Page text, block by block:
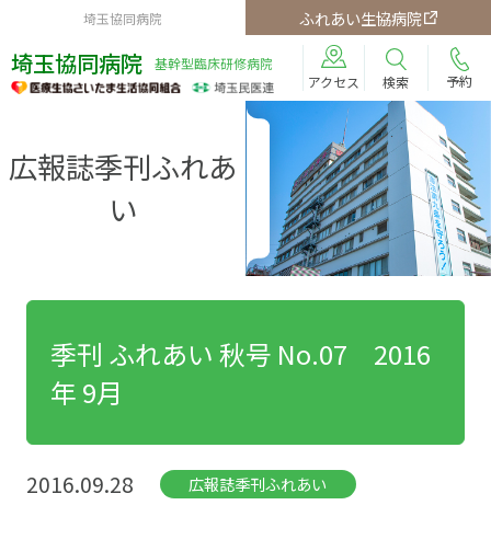
埼玉協同病院 ふれあい生協病院
埼玉協同病院
基幹型臨床研修病院
アクセス
検索 予約
広報誌季刊ふれあ
い
季刊 ふれあい 秋号 No.07 2016
年 9月
2016.09.28 広報誌季刊ふれあい